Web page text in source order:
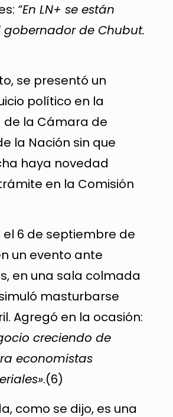
“En LN+ se están
gobernador de Chubut.
se presentó un
político en la
de la Cámara de
la Nación sin que
haya novedad
en la Comisión
el 6 de septiembre de
un evento ante
en una sala colmada
masturbarse
Agregó en la ocasión:
creciendo de
economistas
.(6)
como se dijo, es una